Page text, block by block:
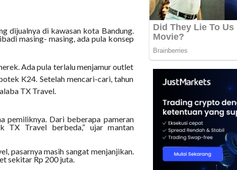
dijualnya di kawasan kota Bandung.
masing- masing, ada pula konsep
Ada pula terlalu menjamur outlet
K24. Setelah mencari-cari, tahun
TX Travel.
pemiliknya. Dari beberapa pameran
TX Travel berbeda,” ujar mantan
pasarnya masih sangat menjanjikan.
sekitar Rp 200 juta.